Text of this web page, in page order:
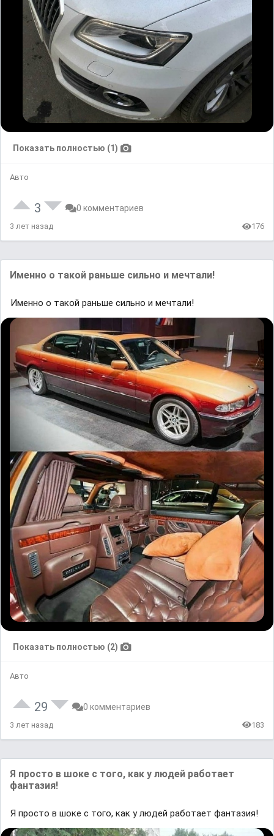
Показать полностью (1)
Авто
3 0 комментариев
3 лет назад 176
Именно о такой раньше сильно и мечтали!
Именно о такой раньше сильно и мечтали!
Показать полностью (2)
Авто
29 0 комментариев
3 лет назад 183
Я просто в шоке с того, как у людей работает
фантазия!
Я просто в шоке с того, как у людей работает фантазия!